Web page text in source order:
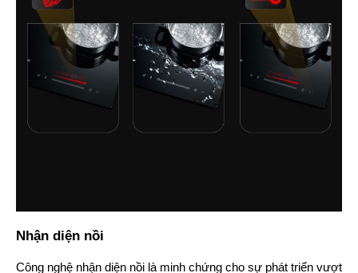
Nhận diện nồi
Công nghệ nhận diện nồi là minh chứng cho sự phát triển vượt